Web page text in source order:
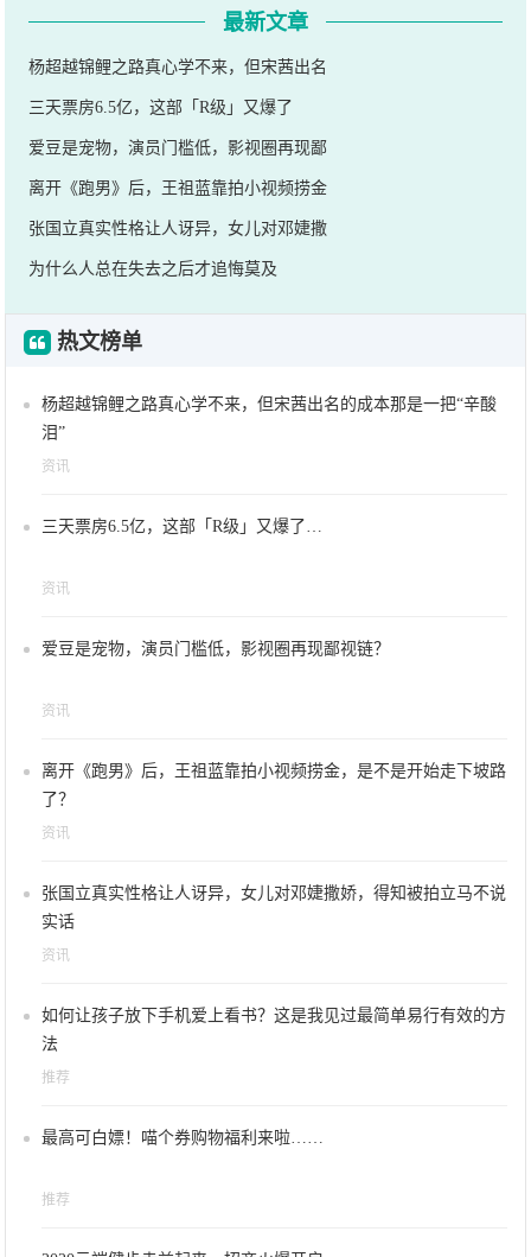
最新文章
杨超越锦鲤之路真心学不来，但宋茜出名
三天票房6.5亿，这部「R级」又爆了
爱豆是宠物，演员门槛低，影视圈再现鄙
离开《跑男》后，王祖蓝靠拍小视频捞金
张国立真实性格让人讶异，女儿对邓婕撒
为什么人总在失去之后才追悔莫及
热文榜单
杨超越锦鲤之路真心学不来，但宋茜出名的成本那是一把“辛酸
泪”
资讯
三天票房6.5亿，这部「R级」又爆了…
资讯
爱豆是宠物，演员门槛低，影视圈再现鄙视链？
资讯
离开《跑男》后，王祖蓝靠拍小视频捞金，是不是开始走下坡路
了？
资讯
张国立真实性格让人讶异，女儿对邓婕撒娇，得知被拍立马不说
实话
资讯
如何让孩子放下手机爱上看书？这是我见过最简单易行有效的方
法
推荐
最高可白嫖！喵个券购物福利来啦……
推荐